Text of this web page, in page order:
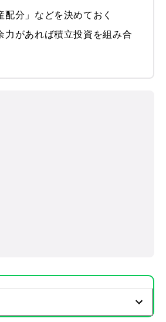
分」などを決めておく
力があれば積立投資を組み合